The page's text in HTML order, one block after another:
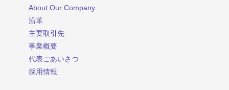
About Our Company
沿革
主要取引先
事業概要
代表ごあいさつ
採用情報